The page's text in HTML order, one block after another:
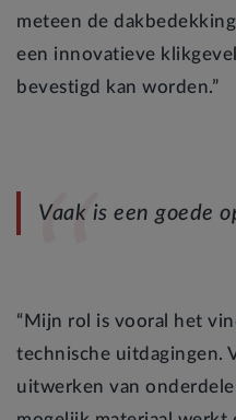
meteen de
een innovatieve
bevestigd kan worden.”
Vaak is een goede
“Mijn rol is vooral het
technische uitdagingen.
uitwerken van